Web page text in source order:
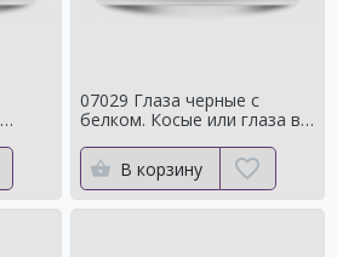
07029 Глаза черные с
белком. Косые или глаза в
В корзину